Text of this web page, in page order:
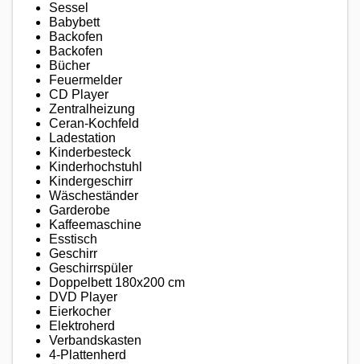
Sessel
Babybett
Backofen
Backofen
Bücher
Feuermelder
CD Player
Zentralheizung
Ceran-Kochfeld
Ladestation
Kinderbesteck
Kinderhochstuhl
Kindergeschirr
Wäscheständer
Garderobe
Kaffeemaschine
Esstisch
Geschirr
Geschirrspüler
Doppelbett 180x200 cm
DVD Player
Eierkocher
Elektroherd
Verbandskasten
4-Plattenherd